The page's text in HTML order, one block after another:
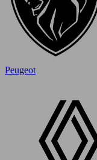
Peugeot